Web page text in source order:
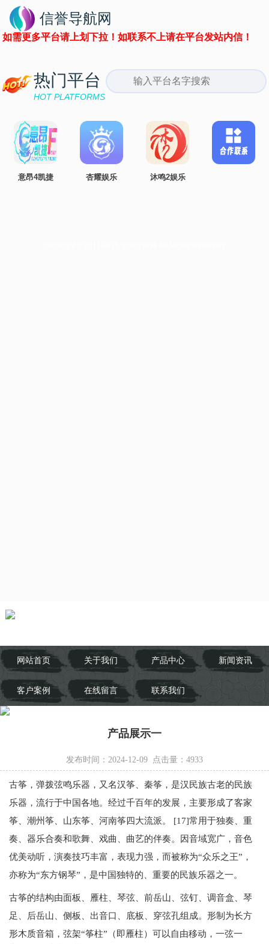
网站首页 关于我们 产品中心 新闻资讯
客户案例 在线留言 联系我们
产品展示一
发布时间：2024-12-09 点击量： 4933
古筝，弹拨弦鸣乐器，又名汉筝、秦筝，是汉民族古老的民族
乐器，流行于中国各地。经过千百年的发展，主要形成了客家
筝、潮州筝、山东筝、河南筝四大流派。 [17]常用于独奏、重
奏、器乐合奏和歌舞、戏曲、曲艺的伴奏。因音域宽广，音色
优美动听，演奏技巧丰富，表现力强，而被称为“众乐之王”，
亦称为“东方钢琴”，是中国独特的、重要的民族乐器之一。
古筝的结构由面板、雁柱、琴弦、前岳山、弦钉、调音盒、琴
足、后岳山、侧板、出音口、底板、穿弦孔组成。形制为长方
形木质音箱，弦架“筝柱”（即雁柱）可以自由移动，一弦一